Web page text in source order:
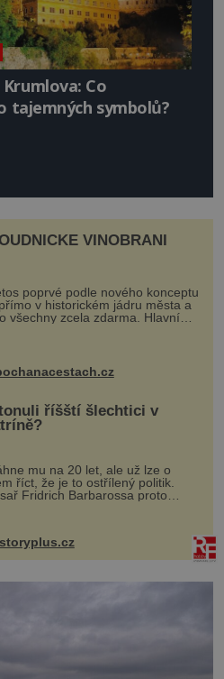
Co
tajemných symbolů?
VINOBRANÍ
poprvé podle nového konceptu
v historickém jádru města a
všechny zcela zdarma. Hlavní
se odehraje na Karlově a
těšit na víno, burčák, pes...
říšští šlechtici v
mu na 20 let, ale už lze o
říct, že je to ostřílený politik.
Fridrich Barbarossa proto
svého syna a dědice Jindřicha
do Erfurtu, aby se stal
při řešení sporu m...